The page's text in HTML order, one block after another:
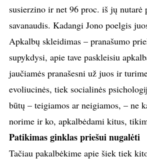
susierzino ir net 96 proc. iš jų
savanaudis. Kadangi Jono poelgis
Apkalbų skleidimas – pranašumo
supykdysi, apie tave paskleisiu
jaučiamės pranašesni už juos ir
evoliucinės, tiek socialinės
būtų – teigiamos ar neigiamos, – ne
norime ir ko, apkalbėdami kitus,
Patikimas ginklas priešui nugalėti
Tačiau pakalbėkime apie šiek tiek